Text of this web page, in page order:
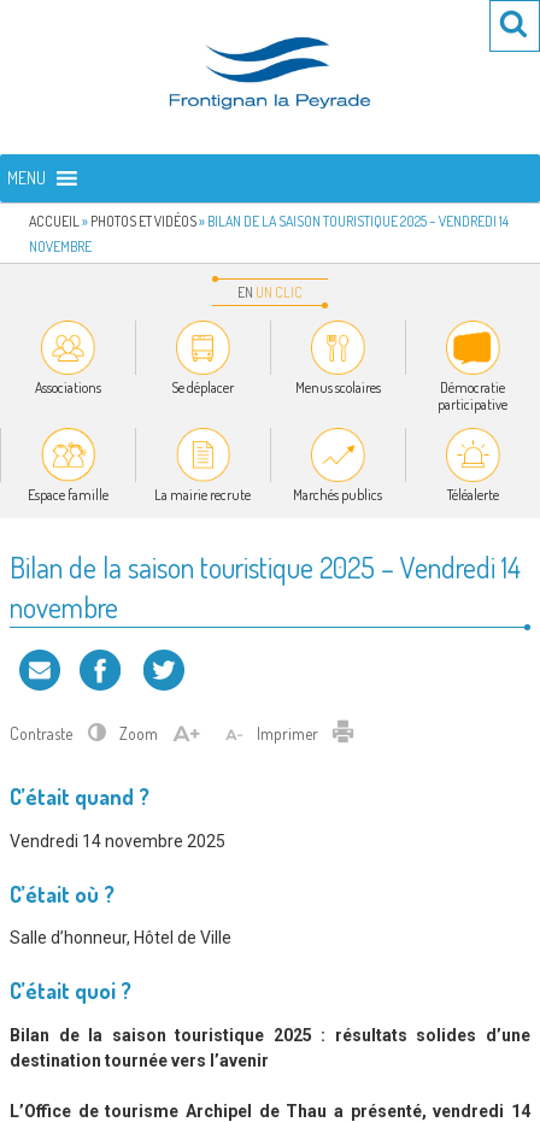
FRONTIGNAN LA PEYRADE
MENU
ACCUEIL » PHOTOS ET VIDÉOS» BILAN DE LA SAISON TOURISTIQUE 2025 – VENDREDI 14
NOVEMBRE
EN UN CLIC
Associations Se déplacer Menus scolaires
Démocratie
participative
Espace famille La mairie recrute Marchés publics Téléalerte
Bilan de la saison touristique 2025 – Vendredi 14
novembre
Contraste Zoom Imprimer
C’était quand ?
Vendredi 14 novembre 2025
C’était où ?
Salle d’honneur, Hôtel de Ville
C’était quoi ?
Bilan de la saison touristique 2025 : résultats solides d’une
destination tournée vers l’avenir
L’Office de tourisme Archipel de Thau a présenté, vendredi 14